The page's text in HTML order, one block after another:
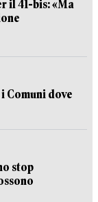
il 41-bis: «Ma
Comuni dove
stop